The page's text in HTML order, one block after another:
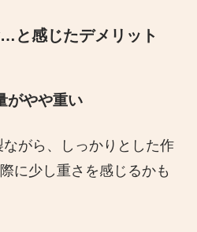
と感じたデメリット
がやや重い
がら、しっかりとした作
に少し重さを感じるかも